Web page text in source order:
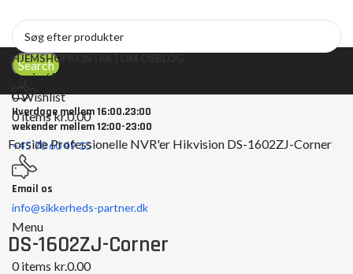
Search
Hverdage mellem 16:00.23:00
wekender mellem 12:00-23:00
+45 70 60 49 15
Email os
info@sikkerheds-partner.dk
Menu
0items kr.0.00
HJEMSHOP
Login / Register
0Wishlist
0itemskr.0.00
ForsideProfessionelle NVR'er Hikvision DS-1602ZJ-Corner
Click to enlarge
DS-1602ZJ-Corner